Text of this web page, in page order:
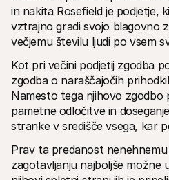
Za stranke Mollie
Povežite se z našo ekipo za
Kontaktirajte prodajo
Odkrijte, kako lahko pomagamo
in nakita Rosefield je podjetje,
vztrajno gradi svojo blagovno
večjemu številu ljudi po vsem
Kot pri večini podjetij zgodba
zgodba o naraščajočih
Namesto tega njihovo zgodbo
pametne odločitve in
stranke v središče vsega, kar
Prav ta predanost nenehnemu
zagotavljanju najboljše možne